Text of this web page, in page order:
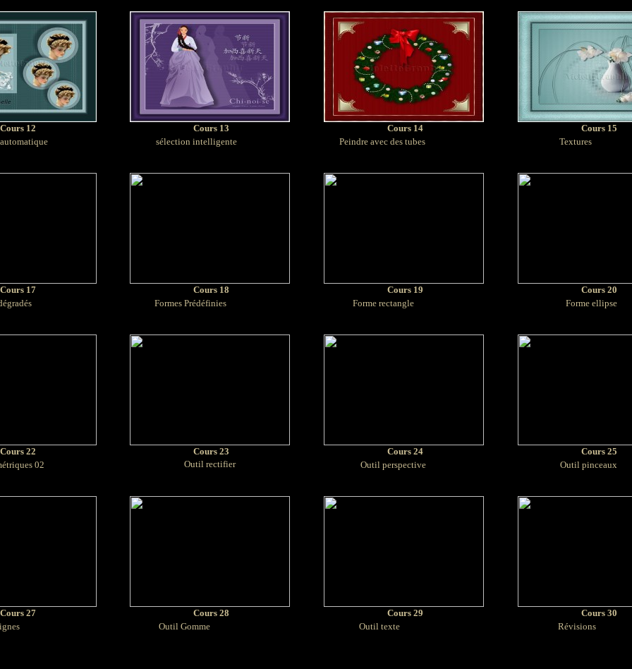
12 Cours 13 Cours 14
Cours 15
sélection intelligente Peindre avec des tubes Textures
17 Cours 18 Cours 19
Cours 20
Formes Prédéfinies Forme rectangle Forme ellipse
22 Cours 23 Cours 24
Cours 25
02
Outil rectifier Outil perspective Outil pinceaux
27 Cours 28 Cours 29
Cours 30
Outil Gomme Outil texte Révisions